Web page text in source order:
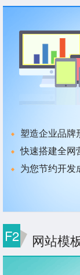
塑造企业品牌
快速搭建全网
为您节约开发
F2 网站模